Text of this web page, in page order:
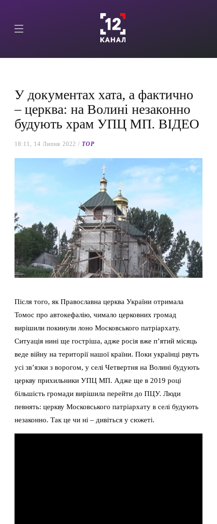
У документах хата, а фактично
– церква: на Волині незаконно
будують храм УПЦ МП. ВІДЕО
18:11, 14 Липня 2022 / TOP
Після того, як Православна церква України отримала
Томос про автокефалію, чимало церковних громад
вирішили покинули лоно Московського патріархату.
Ситуація нині ще гостріша, адже росія вже п’ятий місяць
веде війну на території нашої країни. Поки українці рвуть
усі зв’язки з ворогом, у селі Четвертня на Волині будують
церкву прихильники УПЦ МП. Адже ще в 2019 році
більшість громади вирішила перейти до ПЦУ. Люди
певнять: церкву Московського патріархату в селі будують
незаконно. Так це чи ні – дивіться у сюжеті.